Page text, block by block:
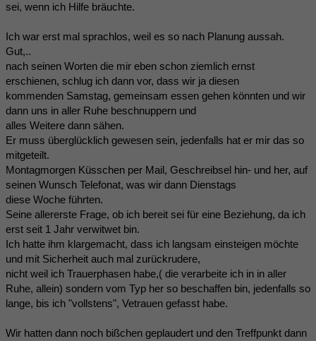
sei, wenn ich Hilfe bräuchte.
Ich war erst mal sprachlos, weil es so nach Planung aussah.
Gut,..
nach seinen Worten die mir eben schon ziemlich ernst
erschienen, schlug ich dann vor, dass wir ja diesen
kommenden Samstag, gemeinsam essen gehen könnten und wir
dann uns in aller Ruhe beschnuppern und
alles Weitere dann sähen.
Er muss überglücklich gewesen sein, jedenfalls hat er mir das so
mitgeteilt.
Montagmorgen Küsschen per Mail, Geschreibsel hin- und her, auf
seinen Wunsch Telefonat, was wir dann Dienstags
diese Woche führten.
Seine allererste Frage, ob ich bereit sei für eine Beziehung, da ich
erst seit 1 Jahr verwitwet bin.
Ich hatte ihm klargemacht, dass ich langsam einsteigen möchte
und mit Sicherheit auch mal zurückrudere,
nicht weil ich Trauerphasen habe,( die verarbeite ich in in aller
Ruhe, allein) sondern vom Typ her so beschaffen bin, jedenfalls so
lange, bis ich "vollstens", Vetrauen gefasst habe.
Wir hatten dann noch bißchen geplaudert und den Treffpunkt dann